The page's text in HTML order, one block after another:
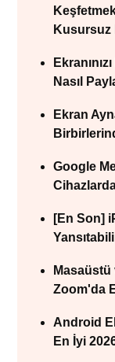
Kusursuz
Nasıl
Ekran
Google
[En Son]
Zoom'da
Android
En İyi